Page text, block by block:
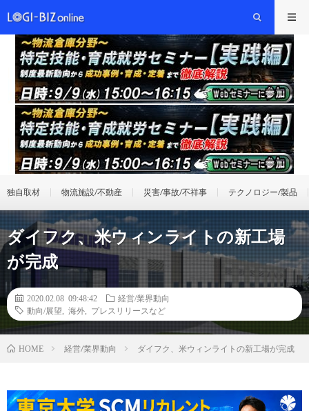
独自取材 物流施設/不動産 災害/事故/不祥事 テクノロジー/製品
ダイフク、米ウィンライトの新工場
が完成
2020.02.08 09:48:42
経営/業界動向
動向/展望
海外 プレスリリースなど
HOME 経営/業界動向 ダイフク、米ウィンライトの新工場が完成